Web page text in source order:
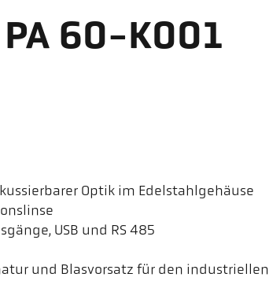
60-K001
Optik im Edelstahlgehäuse
USB und RS 485
und Blasvorsatz für den industriellen